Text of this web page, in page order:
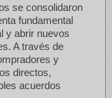
se consolidaron
fundamental
y abrir nuevos
A través de
y
directos,
acuerdos